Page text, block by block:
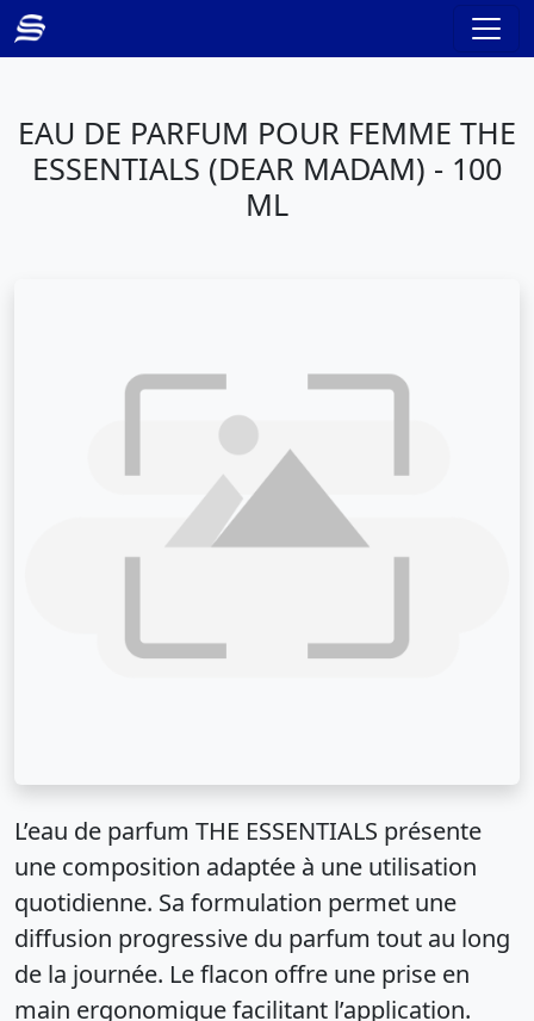
EAU DE PARFUM POUR FEMME THE
ESSENTIALS (DEAR MADAM) - 100
ML
L’eau de parfum THE ESSENTIALS présente
une composition adaptée à une utilisation
quotidienne. Sa formulation permet une
diffusion progressive du parfum tout au long
de la journée. Le flacon offre une prise en
main ergonomique facilitant l’application.